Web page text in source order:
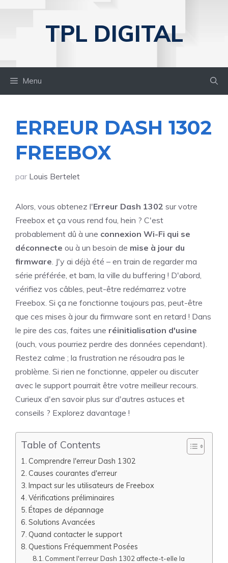
TPL DIGITAL
Menu
ERREUR DASH 1302
FREEBOX
par Louis Bertelet
Alors, vous obtenez l'Erreur Dash 1302 sur votre
Freebox et ça vous rend fou, hein ? C'est
probablement dû à une connexion Wi-Fi qui se
déconnecte ou à un besoin de mise à jour du
firmware. J'y ai déjà été – en train de regarder ma
série préférée, et bam, la ville du buffering ! D'abord,
vérifiez vos câbles, peut-être redémarrez votre
Freebox. Si ça ne fonctionne toujours pas, peut-être
que ces mises à jour du firmware sont en retard ! Dans
le pire des cas, faites une réinitialisation d'usine
(ouch, vous pourriez perdre des données cependant).
Restez calme ; la frustration ne résoudra pas le
problème. Si rien ne fonctionne, appeler ou discuter
avec le support pourrait être votre meilleur recours.
Curieux d'en savoir plus sur d'autres astuces et
conseils ? Explorez davantage !
Table of Contents
Comprendre l'erreur Dash 1302
Causes courantes d'erreur
Impact sur les utilisateurs de Freebox
Vérifications préliminaires
Étapes de dépannage
Solutions Avancées
Quand contacter le support
Questions Fréquemment Posées
Comment l'erreur Dash 1302 affecte-t-elle la